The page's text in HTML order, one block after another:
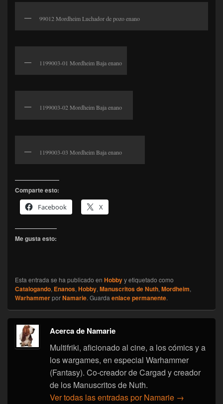
99012 Mordheim Luchador de pozo enano
1199003-01 Mordheim Baja enano
1199003-02 Mordheim Baja enano
1199003-03 Mordheim Baja enano
Comparte esto:
Facebook
X
Me gusta esto:
Esta entrada se ha publicado en Hobbyy etiquetado como
Catalogando, Enanos, Hobby, Manuscritos de Nuth, Mordheim,
WarhammerporNamarie. Guarda enlace permanente.
Acerca de Namarie
Multifriki, aficionado al cine, a los cómics y a
los wargames, en especial Warhammer
(Fantasy). Co-creador de Cargad y creador
de los Manuscritos de Nuth.
Ver todas las entradas por Namarie →